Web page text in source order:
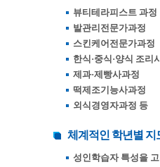
뷰티테라피스트 과정
발관리전문가과정
스킨케어전문가과정
한식·중식·양식 조리
제과·제빵사과정
떡제조기능사과정
외식경영자과정 등
체계적인 학년별 지
성인학습자 특성을